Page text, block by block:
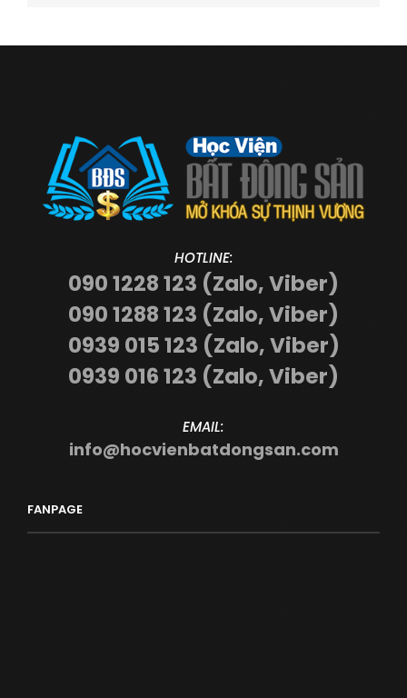
HOTLINE:
090 1228 123 (Zalo, Viber)
090 1288 123 (Zalo, Viber)
0939 015 123 (Zalo, Viber)
0939 016 123 (Zalo, Viber)
EMAIL:
info@hocvienbatdongsan.com
FANPAGE